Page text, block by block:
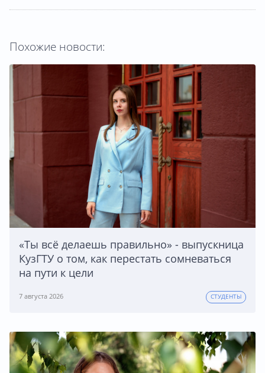
Похожие новости:
«Ты всё делаешь правильно» - выпускница
КузГТУ о том, как перестать сомневаться
на пути к цели
7 августа 2026 СТУДЕНТЫ